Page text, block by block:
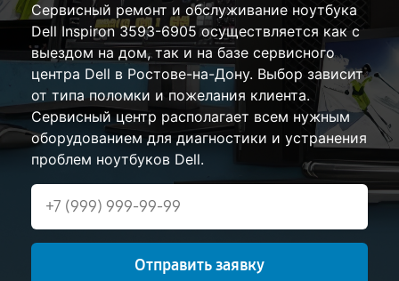
Сервисный ремонт и обслуживание ноутбука
Dell Inspiron 3593-6905 осуществляется как с
выездом на дом, так и на базе сервисного
центра Dell в Ростове-на-Дону. Выбор зависит
от типа поломки и пожелания клиента.
Сервисный центр располагает всем нужным
оборудованием для диагностики и устранения
проблем ноутбуков Dell.
Отправить заявку